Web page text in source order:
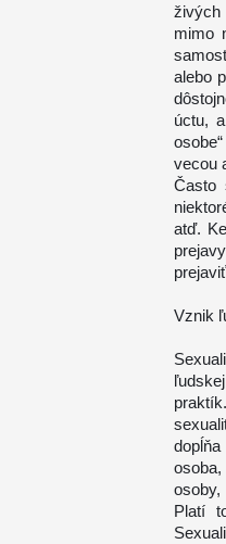
živých
mimo
alebo
úctu,
vecou
Často
atď.
Vznik
osoby,
Platí